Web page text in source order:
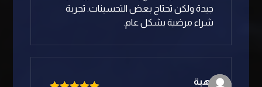
جيدة ولكن تحتاج بعض التحسينات. تجربة
شراء مرضية بشكل عام.
هبة